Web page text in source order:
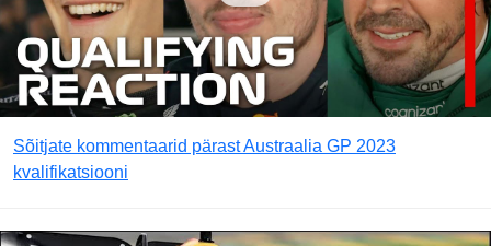
Sõitjate kommentaarid pärast Austraalia GP 2023
kvalifikatsiooni